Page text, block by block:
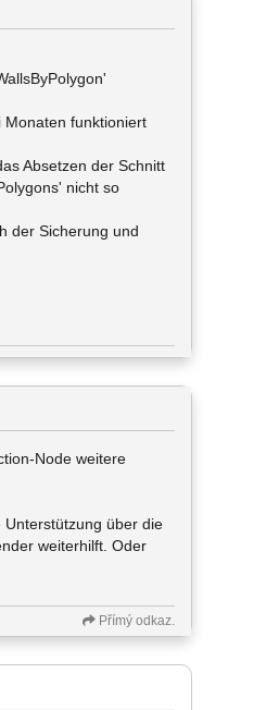
funktioniert
Absetzen der Schnitt
nicht so
der Sicherung und
Node weitere
über die
weiterhilft. Oder
Přímý odkaz.